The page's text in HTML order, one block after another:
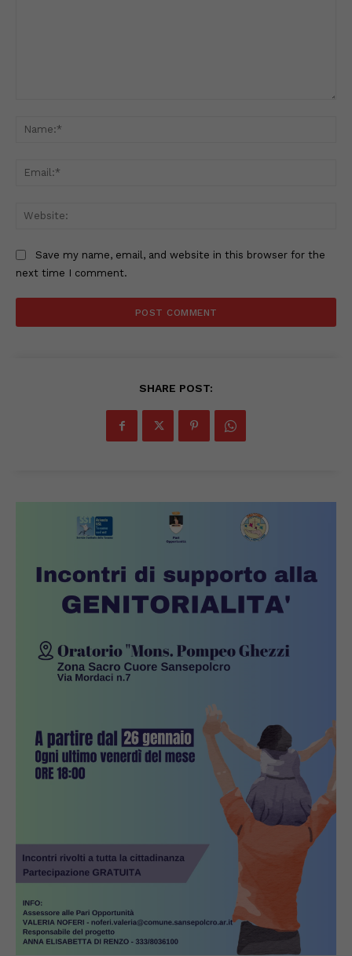
Save my name, email, and website in this browser for the
next time I comment.
SHARE POST: